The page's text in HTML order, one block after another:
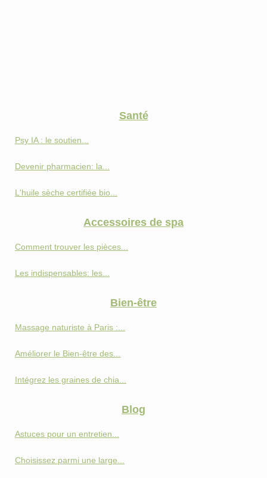
Santé
Psy IA : le soutien...
Devenir pharmacien: la...
L'huile sèche certifiée bio...
Accessoires de spa
Comment trouver les pièces...
Les indispensables: les...
Bien-être
Massage naturiste à Paris :...
Améliorer le Bien-être des...
Intégrez les graines de chia...
Blog
Astuces pour un entretien...
Choisissez parmi une large...